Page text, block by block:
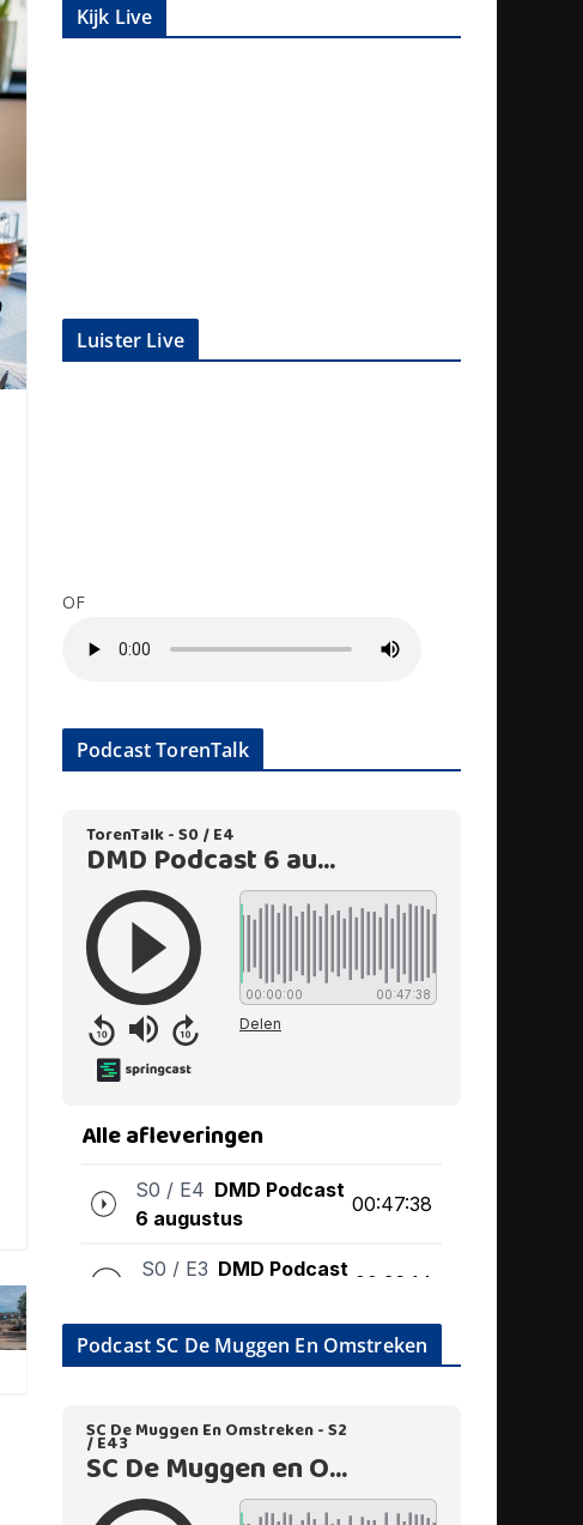
Kijk Live
Luister Live
OF
Podcast TorenTalk
Podcast SC De Muggen En Omstreken